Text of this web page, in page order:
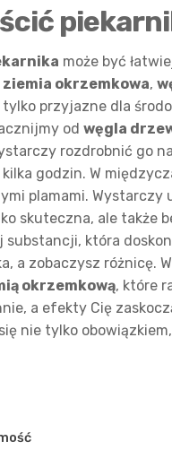
może być
ziemia okrzemkowa,
przyjazne dla
od węgla
rozdrobnić go
godzin. W
plamami.
skuteczna, ale także
substancji, która
a zobaczysz różnicę.
okrzemkową, które
a efekty Cię
nie tylko